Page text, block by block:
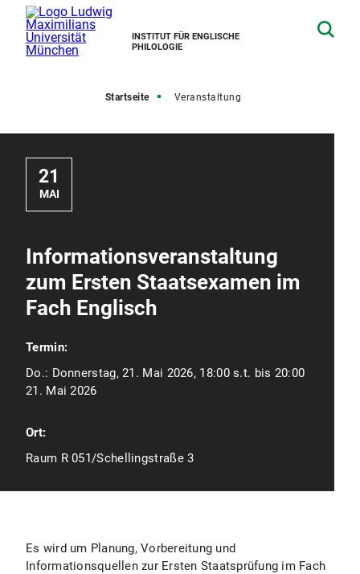
INSTITUT FÜR ENGLISCHE
PHILOLOGIE
Startseite Veranstaltung
21
MAI
Informationsveranstaltung
zum Ersten Staatsexamen im
Fach Englisch
Termin:
Do.: Donnerstag, 21. Mai 2026, 18:00 s.t. bis 20:00
21. Mai 2026
Ort:
Raum R 051/Schellingstraße 3
Es wird um Planung, Vorbereitung und
Informationsquellen zur Ersten Staatsprüfung im Fach